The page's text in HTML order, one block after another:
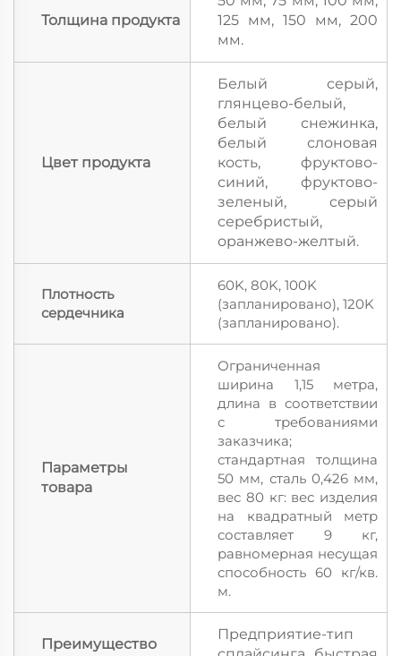
Толщина продукта
125 мм, 150 мм, 200
мм.
Цвет продукта
Белый серый,
глянцево-белый,
белый снежинка,
белый слоновая
кость, фруктово-
синий, фруктово-
зеленый, серый
серебристый,
оранжево-желтый.
Плотность
сердечника
60K, 80K, 100K
(запланировано), 120K
(запланировано).
Параметры
товара
Ограниченная
ширина 1,15 метра,
длина в соответствии
с требованиями
заказчика;
стандартная толщина
50 мм, сталь 0,426 мм,
вес 80 кг: вес изделия
на квадратный метр
составляет 9 кг,
равномерная несущая
способность 60 кг/кв.
м.
Преимущество
Предприятие-тип